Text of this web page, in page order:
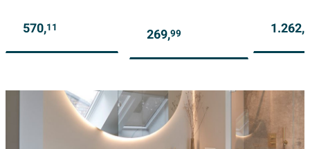
570,11 269,99 1.262,